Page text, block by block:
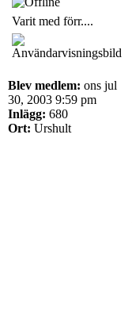
Varit med förr....
Blev medlem: ons jul
30, 2003 9:59 pm
Inlägg: 680
Ort: Urshult